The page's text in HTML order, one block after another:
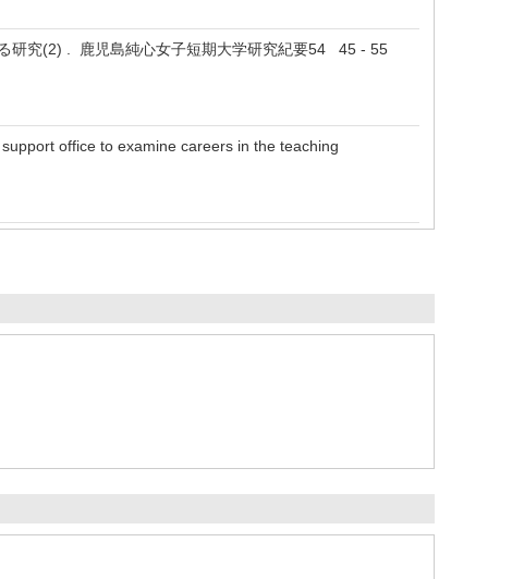
研究(2) . 鹿児島純心女子短期大学研究紀要54 45 - 55
office to examine careers in the teaching